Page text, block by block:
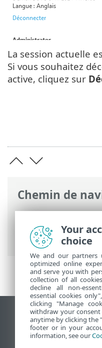
Chemin de
Aide en ligne ESET
Prem>
PROTECT
>
La session actuelle
Si vous souhaitez
active, cliquez sur
Afficher le site
End of Life
Base de
Your
choice
We and our
optimized online
and serve you with
collection of all
decline all non-
essential cookies
clicking "Manage
withdraw your
anytime by clicking the
footer or in your
information, see our